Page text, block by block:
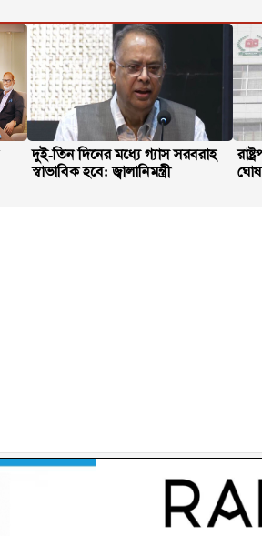
দুই-তিন দিনের মধ্যে গ্যাস সরবরাহ
স্বাভাবিক হবে: জ্বালানিমন্ত্রী